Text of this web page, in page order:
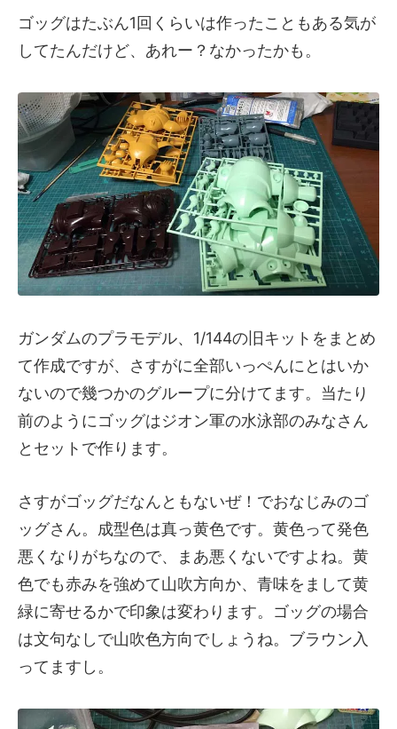
ゴッグはたぶん1回くらいは作ったこともある気が
してたんだけど、あれー？なかったかも。
ガンダムのプラモデル、1/144の旧キットをまとめ
て作成ですが、さすがに全部いっぺんにとはいか
ないので幾つかのグループに分けてます。当たり
前のようにゴッグはジオン軍の水泳部のみなさん
とセットで作ります。
さすがゴッグだなんともないぜ！でおなじみのゴ
ッグさん。成型色は真っ黄色です。黄色って発色
悪くなりがちなので、まあ悪くないですよね。黄
色でも赤みを強めて山吹方向か、青味をまして黄
緑に寄せるかで印象は変わります。ゴッグの場合
は文句なしで山吹色方向でしょうね。ブラウン入
ってますし。